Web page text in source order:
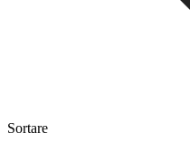
Sortare